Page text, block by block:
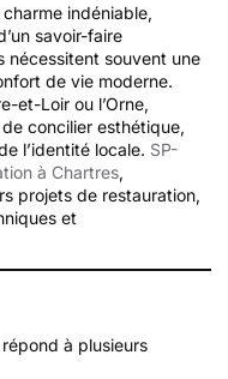
indéniable,
savoir-faire
nécessitent souvent une
de vie moderne.
et-Loir ou l’Orne,
concilier esthétique,
l’identité locale. SP-
à Chartres,
projets de restauration,
et
à plusieurs